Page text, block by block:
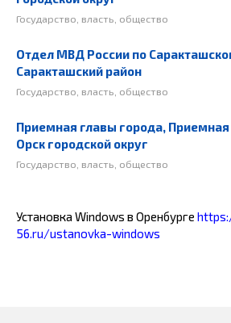
Государство, власть, общество
Отдел МВД России по
Саракташский район
Государство, власть, общество
Приемная главы города,
Орск городской округ
Государство, власть, общество
Установка Windows в Оренбурге
56.ru/ustanovka-windows